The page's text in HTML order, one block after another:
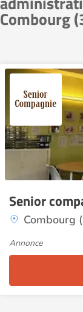
Combourg
Senior
Combourg
Annonce